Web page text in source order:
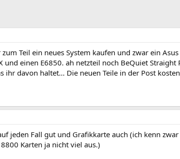
Teil ein neues System kaufen und zwar ein
und einen E6850. ah netzteil noch BeQuiet
ihr davon haltet... Die neuen Teile in der Post
jeden Fall gut und Grafikkarte auch (ich kenn
Karten ja nicht viel aus.)